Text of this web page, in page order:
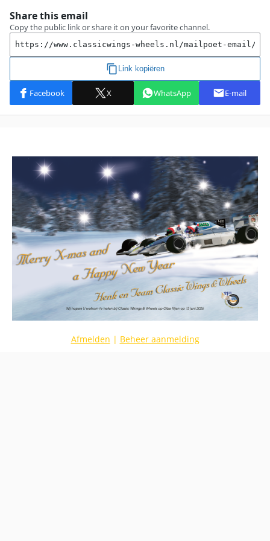
Afmelden | Beheer aanmelding